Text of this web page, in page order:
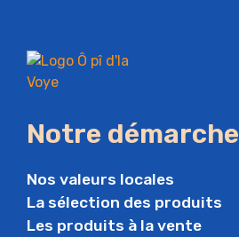
Notre démarche
Nos valeurs locales
La sélection des produits
Les produits à la vente